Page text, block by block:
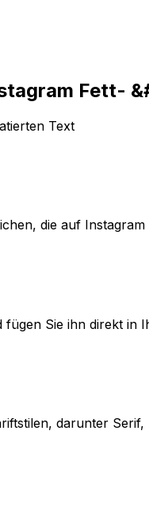
Fett-
Text
die auf Instagram
Sie ihn direkt in
darunter